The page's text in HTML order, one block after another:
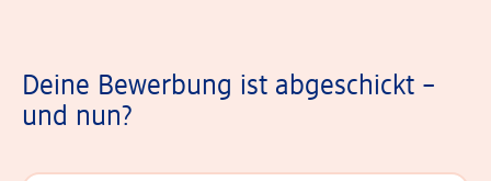
Deine Bewerbung ist abgeschickt –
und nun?